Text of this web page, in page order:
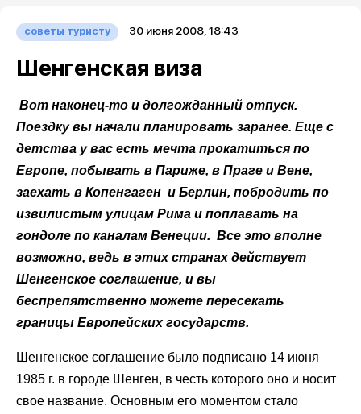
советы туристу 30 июня 2008, 18:43
Шенгенская виза
Вот наконец-то и долгожданный отпуск.
Поездку вы начали планировать заранее. Еще с
детства у вас есть мечта прокатиться по
Европе, побывать в Париже, в Праге и Вене,
заехать в Копенгаген и Берлин, побродить по
извилистым улицам Рима и поплавать на
гондоле по каналам Венеции. Все это вполне
возможно, ведь в этих странах действует
Шенгенское соглашение, и вы
беспрепятственно можете пересекать
границы Европейских государств.
Шенгенское соглашение было подписано 14 июня
1985 г. в городе Шенген, в честь которого оно и носит
свое название. Основным его моментом стало